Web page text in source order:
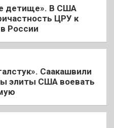
детище». В США
ЦРУ к
России
Саакашвили
элиты США воевать